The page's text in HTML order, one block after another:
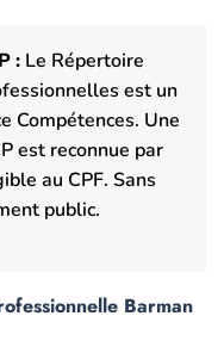
: Le Répertoire
est un
Compétences. Une
est reconnue par
au CPF. Sans
public.
Barman